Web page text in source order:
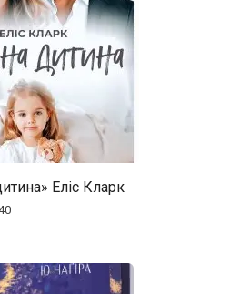
Еліс Кларк